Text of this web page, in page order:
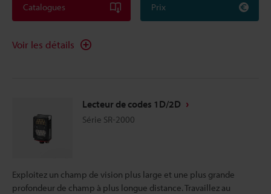
Catalogues Prix
Voir les détails
Lecteur de codes 1D/2D
Série SR-2000
Exploitez un champ de vision plus large et une plus grande
profondeur de champ à plus longue distance. Travaillez au